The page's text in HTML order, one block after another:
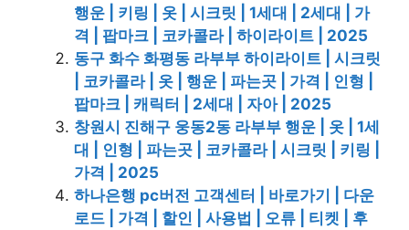
행운 | 키링 | 옷 | 시크릿 | 1세대 | 2세대 | 가
격 | 팝마크 | 코카콜라 | 하이라이트 | 2025
동구 화수 화평동 라부부 하이라이트 | 시크릿
| 코카콜라 | 옷 | 행운 | 파는곳 | 가격 | 인형 |
팝마크 | 캐릭터 | 2세대 | 자아 | 2025
창원시 진해구 웅동2동 라부부 행운 | 옷 | 1세
대 | 인형 | 파는곳 | 코카콜라 | 시크릿 | 키링 |
가격 | 2025
하나은행 pc버전 고객센터 | 바로가기 | 다운
로드 | 가격 | 할인 | 사용법 | 오류 | 티켓 | 후